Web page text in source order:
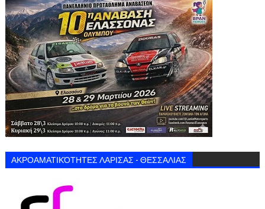
ΑΚΡΟΑΜΑΤΙΚΌΤΗΤΕΣ ΛΑΡΙΣΑΣ - ΘΕΣΣΑΛΙΑΣ